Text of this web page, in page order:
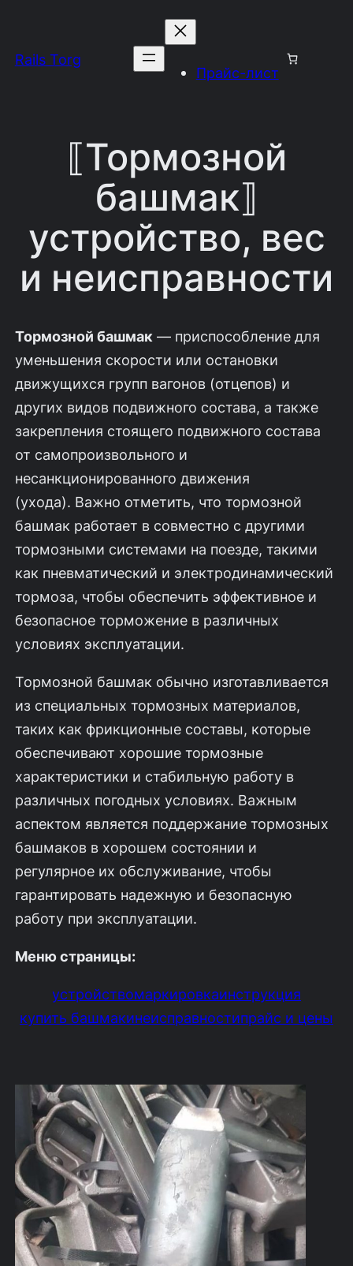
содержимому
Rails Torg
Прайс-лист
⟦Тормозной
башмак⟧
устройство, вес
и неисправности
Тормозной башмак— приспособление для
уменьшения скорости или остановки
движущихся групп вагонов (отцепов) и
других видов подвижного состава, а также
закрепления стоящего подвижного состава
от самопроизвольного и
несанкционированного движения
(ухода). Важно отметить, что тормозной
башмак работает в совместно с другими
тормозными системами на поезде, такими
как пневматический и электродинамический
тормоза, чтобы обеспечить эффективное и
безопасное торможение в различных
условиях эксплуатации.
Тормозной башмак обычно изготавливается
из специальных тормозных материалов,
таких как фрикционные составы, которые
обеспечивают хорошие тормозные
характеристики и стабильную работу в
различных погодных условиях. Важным
аспектом является поддержание тормозных
башмаков в хорошем состоянии и
регулярное их обслуживание, чтобы
гарантировать надежную и безопасную
работу при эксплуатации.
Меню страницы:
устройствомаркировкаинструкция
купить башмакинеисправностипрайс и цены